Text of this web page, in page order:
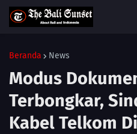
Beranda News
Modus
Terbongkar,
Kabel Telkom